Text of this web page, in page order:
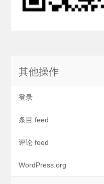
其他操作
登录
条目 feed
评论 feed
WordPress.org